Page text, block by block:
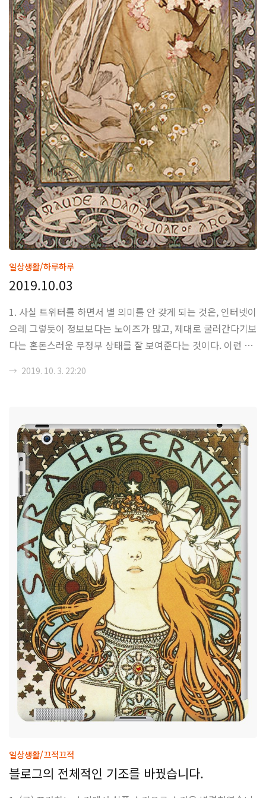
일상생활/하루하루
2019.10.03
1. 사실 트위터를 하면서 별 의미를 안 갖게 되는 것은, 인터넷이
으레 그렇듯이 정보보다는 노이즈가 많고, 제대로 굴러간다기보
다는 혼돈스러운 무정부 상태를 잘 보여준다는 것이다. 이런 상
고 있는 사이트를 운영한다는 것은 상당히 힘든 일이다. 운영진
-정치적 요소, 새로운 놀 거리- 가 들어와야하는데, 이러한 안정
적인 땔감 보급의 경우 커뮤니티 유저의 신규 유입에 의해서나
유지가 된다. 이런 상황에서, 신규 유저들의 특색을 존중하면서,
기존 규칙을 고쳐나가는 일은 엄청나게 힘들고 지켜지기 힘든
일이다. 특히나, 트롤링이 ..
→ 2019. 10. 3. 22:20
일상생활/끄적끄적
블로그의 전체적인 기조를 바꿨습니다.